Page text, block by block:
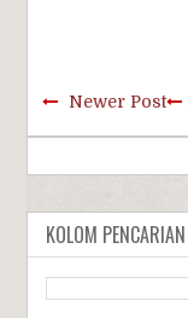
Newer Post
KOLOM PENCARIAN